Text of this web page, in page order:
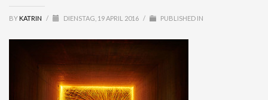
BY KATRIN / DIENSTAG, 19 APRIL 2016 / PUBLISHED IN